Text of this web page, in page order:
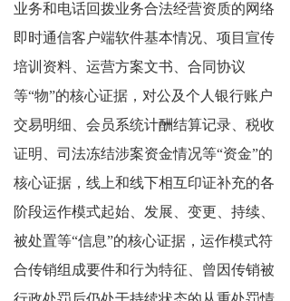
业务和电话回拨业务合法经营资质的网络
即时通信客户端软件基本情况、项目宣传
培训资料、运营方案文书、合同协议
等“物”的核心证据，对公及个人银行账户
交易明细、会员系统计酬结算记录、税收
证明、司法冻结涉案资金情况等“资金”的
核心证据，线上和线下相互印证补充的各
阶段运作模式起始、发展、变更、持续、
被处置等“信息”的核心证据，运作模式符
合传销组成要件和行为特征、曾因传销被